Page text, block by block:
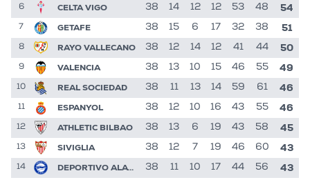
6 CELTA VIGO 38 14 12 12 53 48 54
7 GETAFE 38 15 6 17 32 38 51
8 RAYO VALLECANO 38 12 14 12 41 44 50
9 VALENCIA 38 13 10 15 46 55 49
10 REAL SOCIEDAD 38 11 13 14 59 61 46
11 ESPANYOL 38 12 10 16 43 55 46
12 ATHLETIC BILBAO 38 13 6 19 43 58 45
13 SIVIGLIA 38 12 7 19 46 60 43
14 DEPORTIVO ALAVES 38 11 10 17 44 56 43